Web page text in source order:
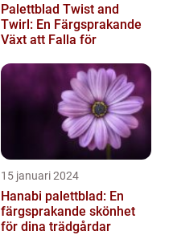
Palettblad Twist and
Twirl: En Färgsprakande
Växt att Falla för
15 januari 2024
Hanabi palettblad: En
färgsprakande skönhet
för dina trädgårdar